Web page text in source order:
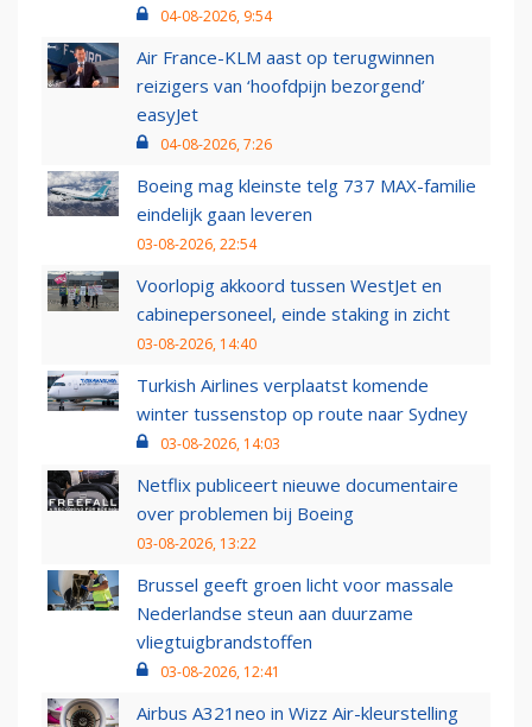
04-08-2026, 9:54
Air France-KLM aast op terugwinnen
reizigers van ‘hoofdpijn bezorgend’
easyJet
04-08-2026, 7:26
Boeing mag kleinste telg 737 MAX-familie
eindelijk gaan leveren
03-08-2026, 22:54
Voorlopig akkoord tussen WestJet en
cabinepersoneel, einde staking in zicht
03-08-2026, 14:40
Turkish Airlines verplaatst komende
winter tussenstop op route naar Sydney
03-08-2026, 14:03
Netflix publiceert nieuwe documentaire
over problemen bij Boeing
03-08-2026, 13:22
Brussel geeft groen licht voor massale
Nederlandse steun aan duurzame
vliegtuigbrandstoffen
03-08-2026, 12:41
Airbus A321neo in Wizz Air-kleurstelling